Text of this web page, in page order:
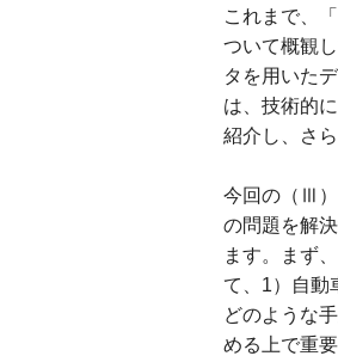
これまで、
ついて概観
タを用いた
は、技術的
紹介し、さ
今回の（Ⅲ）
の問題を解
ます。まず
て、1）自動
どのような
める上で重